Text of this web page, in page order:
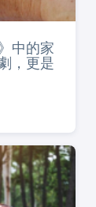
中的家
，更是